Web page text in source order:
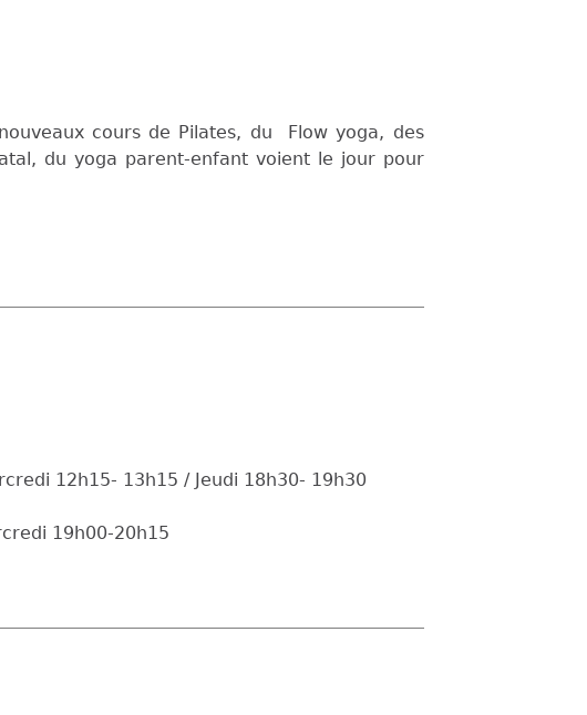
cours de Pilates, du Flow yoga, des
du yoga parent-enfant voient le jour pour
12h15- 13h15 / Jeudi 18h30- 19h30
19h00-20h15